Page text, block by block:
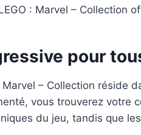
: Marvel – Collection
pour
Marvel – Collection
vous trouverez votre
du jeu, tandis que